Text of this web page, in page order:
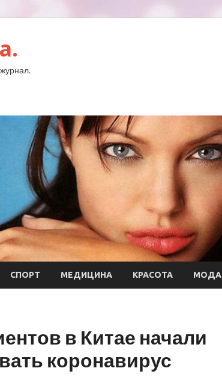
СПОРТ МЕДИЦИНА КРАСОТА МОДА
в Китае начали
коронавирус